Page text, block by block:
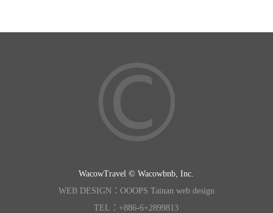
WacowTravel © Wacowbnb, Inc.
WEB DESIGN：OOOPS Tainan web design
TEL：+886-6+2899813